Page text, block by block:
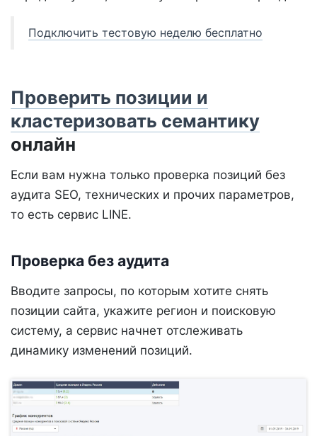
Подключить тестовую неделю бесплатно
Проверить позиции и
кластеризовать семантику
онлайн
Если вам нужна только проверка позиций без
аудита SEO, технических и прочих параметров,
то есть сервис LINE.
Проверка без аудита
Вводите запросы, по которым хотите снять
позиции сайта, укажите регион и поисковую
систему, а сервис начнет отслеживать
динамику изменений позиций.